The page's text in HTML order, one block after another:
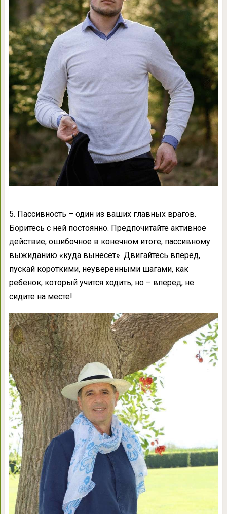
5. Пассивность – один из ваших главных врагов.
Боритесь с ней постоянно. Предпочитайте активное
действие, ошибочное в конечном итоге, пассивному
выжиданию «куда вынесет». Двигайтесь вперед,
пускай короткими, неуверенными шагами, как
ребенок, который учится ходить, но – вперед, не
сидите на месте!